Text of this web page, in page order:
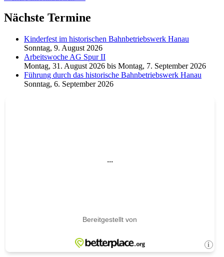
Nächste Termine
Kinderfest im historischen Bahnbetriebswerk Hanau
Sonntag, 9. August 2026
Arbeitswoche AG Spur II
Montag, 31. August 2026 bis Montag, 7. September 2026
Führung durch das historische Bahnbetriebswerk Hanau
Sonntag, 6. September 2026